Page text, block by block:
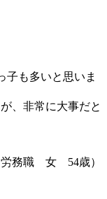
子も多いと思いま
、非常に大事だと
労務職 女 54歳）